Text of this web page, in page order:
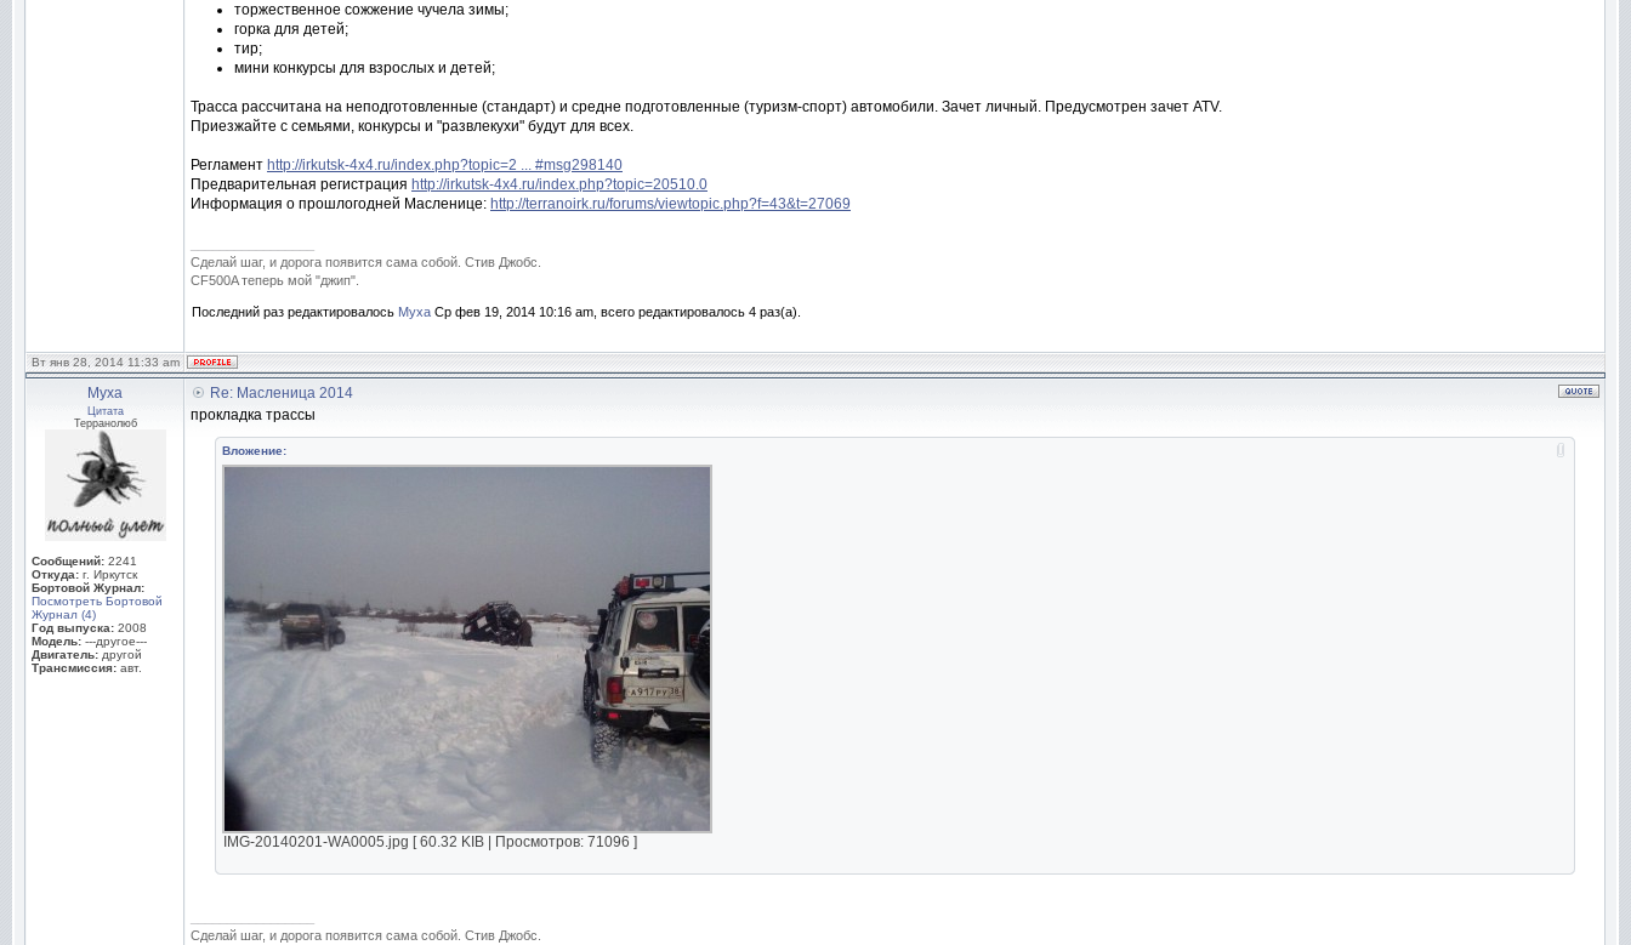
торжественное сожжение чучела зимы;
горка для детей;
тир;
мини конкурсы для взрослых и детей;
Трасса рассчитана на неподготовленные (стандарт) и средне подготовленные (туризм-спорт) автомобили. Зачет личный. Предусмотрен зачет ATV.
Приезжайте с семьями, конкурсы и "развлекухи" будут для всех.
Регламент http://irkutsk-4x4.ru/index.php?topic=2 ... #msg298140
Предварительная регистрация http://irkutsk-4x4.ru/index.php?topic=20510.0
Информация о прошлогодней Масленице: http://terranoirk.ru/forums/viewtopic.php?f=43&t=27069
Сделай шаг, и дорога появится сама собой. Стив Джобс.
CF500A теперь мой "джип".
Последний раз редактировалось Муха Ср фев 19, 2014 10:16 am, всего редактировалось 4 раз(а).
Вт янв 28, 2014 11:33 am
Муха
Цитата
Терранолюб
Сообщений: 2241
Откуда: г. Иркутск
Бортовой Журнал:
Посмотреть Бортовой
Журнал (4)
Год выпуска: 2008
Модель: ---другое---
Двигатель: другой
Трансмиссия: авт.
Re: Масленица 2014
прокладка трассы
Вложение:
IMG-20140201-WA0005.jpg [ 60.32 KIB | Просмотров: 71096 ]
Сделай шаг, и дорога появится сама собой. Стив Джобс.